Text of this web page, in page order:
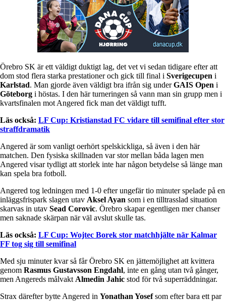
Örebro SK är ett väldigt duktigt lag, det vet vi sedan tidigare efter att
dom stod flera starka prestationer och gick till final i Sverigecupen i
Karlstad. Man gjorde även väldigt bra ifrån sig underGAIS Open i
Göteborg i höstas. I den här turneringen så vann man sin grupp men i
kvartsfinalen mot Angered fick man det väldigt tufft.
Läs också: LF Cup: Kristianstad FC vidare till semifinal efter stor
straffdramatik
Angered är som vanligt oerhört spelskickliga, så även i den här
matchen. Den fysiska skillnaden var stor mellan båda lagen men
Angered visar tydligt att storlek inte har någon betydelse så länge man
kan spela bra fotboll.
Angered tog ledningen med 1-0 efter ungefär tio minuter spelade på en
inläggsfrispark slagen utav Aksel Ayan som i en tilltrasslad situation
skarvas in utav Sead Corovic. Örebro skapar egentligen mer chanser
men saknade skärpan när väl avslut skulle tas.
Läs också: LF Cup: Wojtec Borek stor matchhjälte när Kalmar
FF tog sig till semifinal
Med sju minuter kvar så får Örebro SK en jättemöjlighet att kvittera
genom Rasmus Gustavsson Engdahl, inte en gång utan två gånger,
men Angereds målvakt Almedin Jahic stod för två superräddningar.
Strax därefter bytte Angered in Yonathan Yosefsom efter bara ett par